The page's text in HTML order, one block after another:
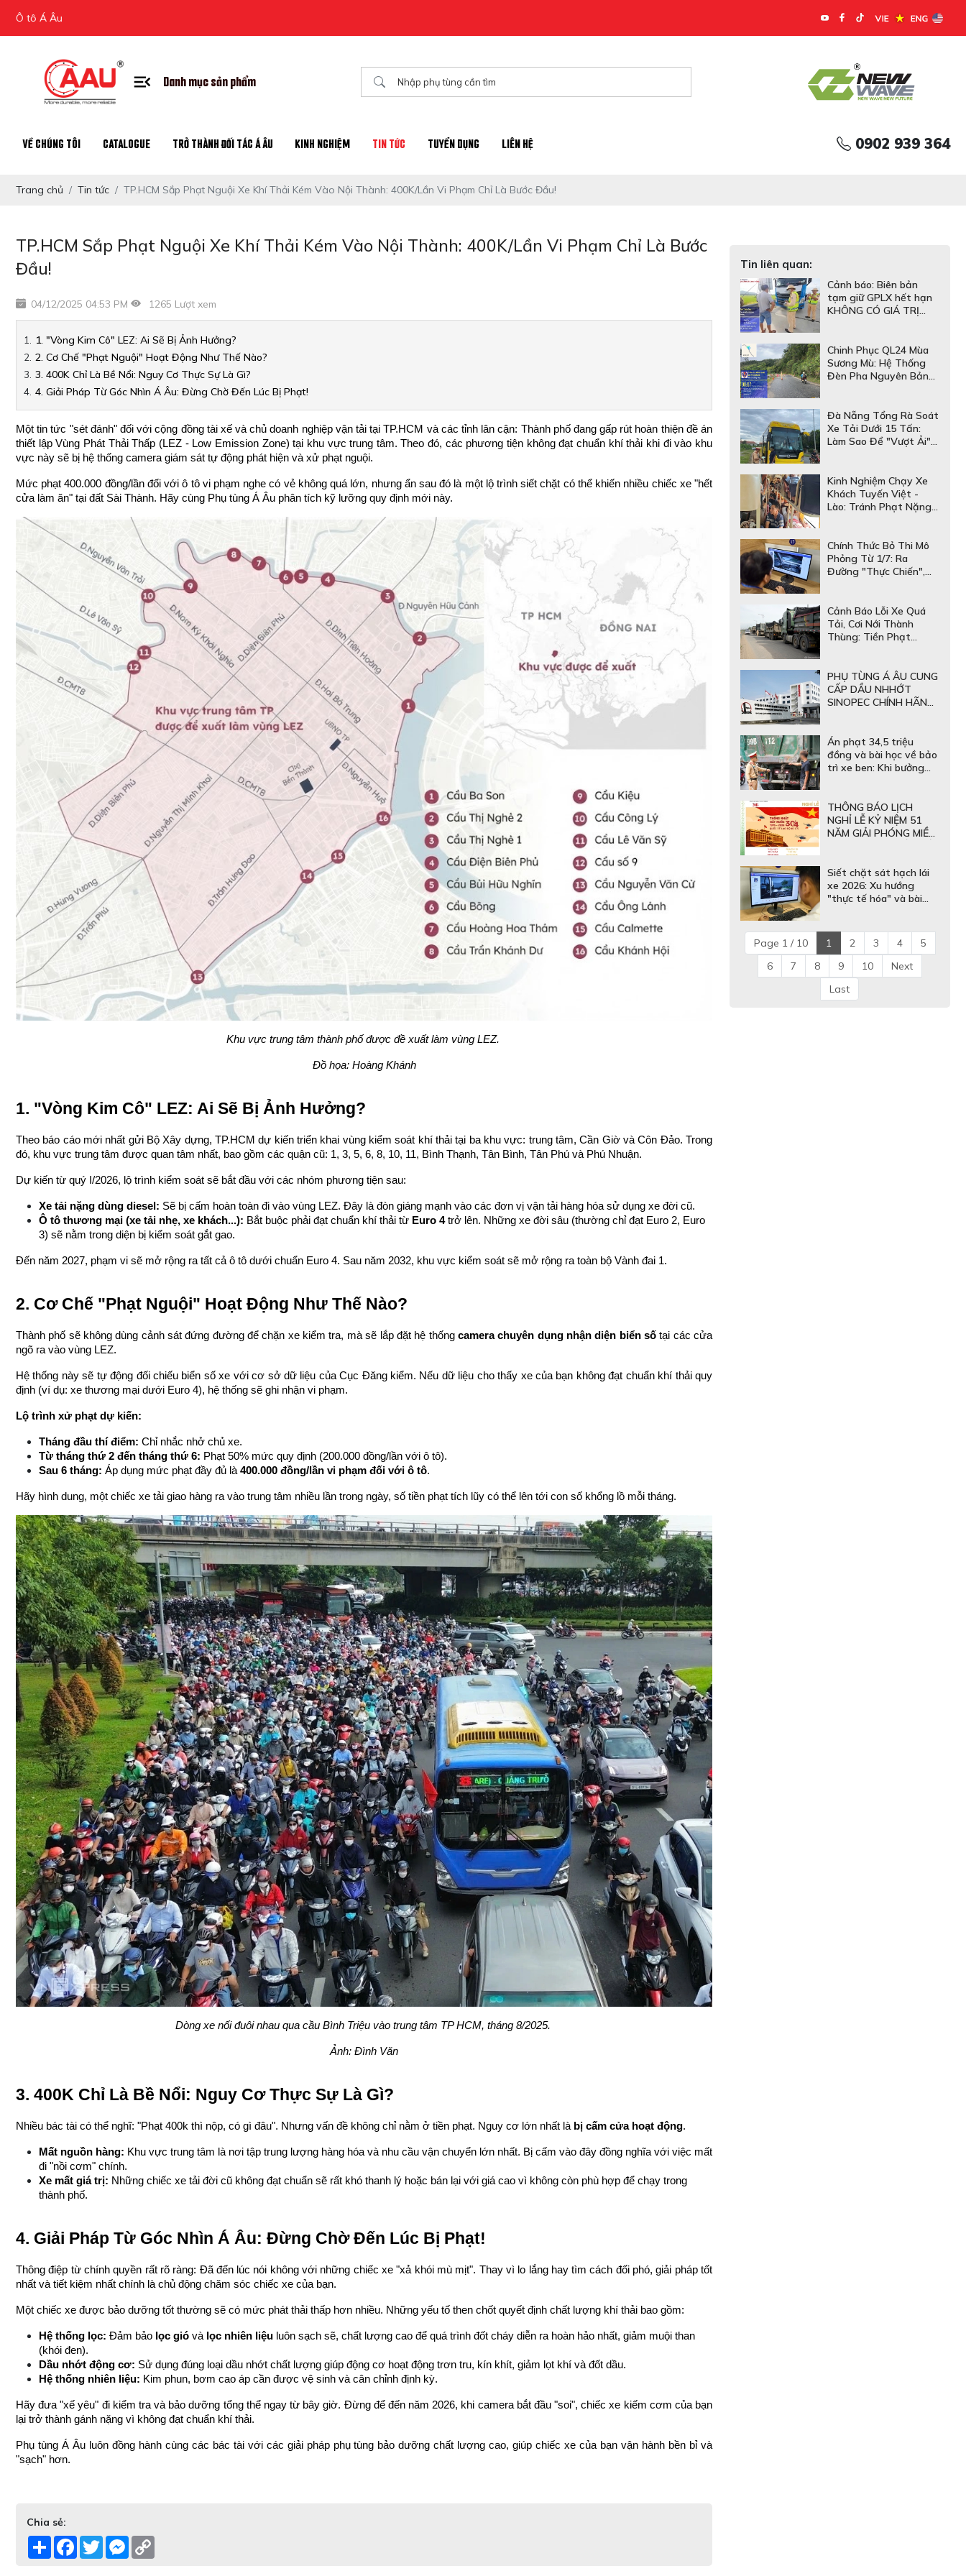
Danh mục sản phẩm
VỀ CHÚNG TÔI CATALOGUE TRỞ THÀNH ĐỐI TÁC Á ÂU KINH NGHIỆM TIN TỨC TUYỂN DỤNG LIÊN HỆ 0902 939 364
Trang chủ Tin tức TP.HCM Sắp Phạt Nguội Xe Khí Thải Kém Vào Nội Thành: 400K/Lần Vi Phạm Chỉ Là Bước Đầu!
TP.HCM Sắp Phạt Nguội Xe Khí Thải Kém Vào Nội Thành: 400K/Lần Vi Phạm Chỉ Là Bước
Đầu!
04/12/2025 04:53 PM 1265 Lượt xem
1. "Vòng Kim Cô" LEZ: Ai Sẽ Bị Ảnh Hưởng?
2. Cơ Chế "Phạt Nguội" Hoạt Động Như Thế Nào?
3. 400K Chỉ Là Bề Nổi: Nguy Cơ Thực Sự Là Gì?
4. Giải Pháp Từ Góc Nhìn Á Âu: Đừng Chờ Đến Lúc Bị Phạt!
Một tin tức "sét đánh" đối với cộng đồng tài xế và chủ doanh nghiệp vận tải tại TP.HCM và các tỉnh lân cận: Thành phố đang gấp rút hoàn thiện đề án
thiết lập Vùng Phát Thải Thấp (LEZ - Low Emission Zone) tại khu vực trung tâm. Theo đó, các phương tiện không đạt chuẩn khí thải khi đi vào khu
vực này sẽ bị hệ thống camera giám sát tự động phát hiện và xử phạt nguội.
Mức phạt 400.000 đồng/lần đối với ô tô vi phạm nghe có vẻ không quá lớn, nhưng ẩn sau đó là một lộ trình siết chặt có thể khiến nhiều chiếc xe "hết
cửa làm ăn" tại đất Sài Thành. Hãy cùng Phụ tùng Á Âu phân tích kỹ lưỡng quy định mới này.
Khu vực trung tâm thành phố được đề xuất làm vùng LEZ.
Đồ họa: Hoàng Khánh
1. "Vòng Kim Cô" LEZ: Ai Sẽ Bị Ảnh Hưởng?
Theo báo cáo mới nhất gửi Bộ Xây dựng, TP.HCM dự kiến triển khai vùng kiểm soát khí thải tại ba khu vực: trung tâm, Cần Giờ và Côn Đảo. Trong
đó, khu vực trung tâm được quan tâm nhất, bao gồm các quận cũ: 1, 3, 5, 6, 8, 10, 11, Bình Thạnh, Tân Bình, Tân Phú và Phú Nhuận.
Dự kiến từ quý I/2026, lộ trình kiểm soát sẽ bắt đầu với các nhóm phương tiện sau:
Xe tải nặng dùng diesel: Sẽ bị cấm hoàn toàn đi vào vùng LEZ. Đây là đòn giáng mạnh vào các đơn vị vận tải hàng hóa sử dụng xe đời cũ.
Ô tô thương mại (xe tải nhẹ, xe khách...): Bắt buộc phải đạt chuẩn khí thải từ Euro 4 trở lên. Những xe đời sâu (thường chỉ đạt Euro 2, Euro
3) sẽ nằm trong diện bị kiểm soát gắt gao.
Đến năm 2027, phạm vi sẽ mở rộng ra tất cả ô tô dưới chuẩn Euro 4. Sau năm 2032, khu vực kiểm soát sẽ mở rộng ra toàn bộ Vành đai 1.
2. Cơ Chế "Phạt Nguội" Hoạt Động Như Thế Nào?
Thành phố sẽ không dùng cảnh sát đứng đường để chặn xe kiểm tra, mà sẽ lắp đặt hệ thống camera chuyên dụng nhận diện biển số tại các cửa
ngõ ra vào vùng LEZ.
Hệ thống này sẽ tự động đối chiếu biển số xe với cơ sở dữ liệu của Cục Đăng kiểm. Nếu dữ liệu cho thấy xe của bạn không đạt chuẩn khí thải quy
định (ví dụ: xe thương mại dưới Euro 4), hệ thống sẽ ghi nhận vi phạm.
Lộ trình xử phạt dự kiến:
Tháng đầu thí điểm: Chỉ nhắc nhở chủ xe.
Từ tháng thứ 2 đến tháng thứ 6: Phạt 50% mức quy định (200.000 đồng/lần với ô tô).
Sau 6 tháng: Áp dụng mức phạt đầy đủ là 400.000 đồng/lần vi phạm đối với ô tô.
Hãy hình dung, một chiếc xe tải giao hàng ra vào trung tâm nhiều lần trong ngày, số tiền phạt tích lũy có thể lên tới con số khổng lồ mỗi tháng.
Dòng xe nối đuôi nhau qua cầu Bình Triệu vào trung tâm TP HCM, tháng 8/2025.
Ảnh: Đình Văn
3. 400K Chỉ Là Bề Nổi: Nguy Cơ Thực Sự Là Gì?
Nhiều bác tài có thể nghĩ: "Phạt 400k thì nộp, có gì đâu". Nhưng vấn đề không chỉ nằm ở tiền phạt. Nguy cơ lớn nhất là bị cấm cửa hoạt động.
Mất nguồn hàng: Khu vực trung tâm là nơi tập trung lượng hàng hóa và nhu cầu vận chuyển lớn nhất. Bị cấm vào đây đồng nghĩa với việc mất
đi "nồi cơm" chính.
Xe mất giá trị: Những chiếc xe tải đời cũ không đạt chuẩn sẽ rất khó thanh lý hoặc bán lại với giá cao vì không còn phù hợp để chạy trong
thành phố.
4. Giải Pháp Từ Góc Nhìn Á Âu: Đừng Chờ Đến Lúc Bị Phạt!
Thông điệp từ chính quyền rất rõ ràng: Đã đến lúc nói không với những chiếc xe "xả khói mù mịt". Thay vì lo lắng hay tìm cách đối phó, giải pháp tốt
nhất và tiết kiệm nhất chính là chủ động chăm sóc chiếc xe của bạn.
Một chiếc xe được bảo dưỡng tốt thường sẽ có mức phát thải thấp hơn nhiều. Những yếu tố then chốt quyết định chất lượng khí thải bao gồm:
Hệ thống lọc: Đảm bảo lọc gió và lọc nhiên liệu luôn sạch sẽ, chất lượng cao để quá trình đốt cháy diễn ra hoàn hảo nhất, giảm muội than
(khói đen).
Dầu nhớt động cơ: Sử dụng đúng loại dầu nhớt chất lượng giúp động cơ hoạt động trơn tru, kín khít, giảm lọt khí và đốt dầu.
Hệ thống nhiên liệu: Kim phun, bơm cao áp cần được vệ sinh và cân chỉnh định kỳ.
Hãy đưa "xế yêu" đi kiểm tra và bảo dưỡng tổng thể ngay từ bây giờ. Đừng để đến năm 2026, khi camera bắt đầu "soi", chiếc xe kiếm cơm của bạn
lại trở thành gánh nặng vì không đạt chuẩn khí thải.
Phụ tùng Á Âu luôn đồng hành cùng các bác tài với các giải pháp phụ tùng bảo dưỡng chất lượng cao, giúp chiếc xe của bạn vận hành bền bỉ và
"sạch" hơn.
Chia sẻ:
Share Facebook
TwitterMessenger
Tin liên quan:
Cảnh báo: Biên bản
tạm giữ GPLX hết hạn
KHÔNG CÓ GIÁ TRỊ
triệu!
Chinh Phục QL24 Mùa
Sương Mù: Hệ Thống
Đèn Pha Nguyên Bản
Đà Nẵng Tổng Rà Soát
Xe Tải Dưới 15 Tấn:
Làm Sao Để "Vượt Ải"
Kinh Nghiệm Chạy Xe
Khách Tuyến Việt -
Lào: Tránh Phạt Nặng
Chính Thức Bỏ Thi Mô
Phỏng Từ 1/7: Ra
Đường "Thực Chiến",
Cảnh Báo Lỗi Xe Quá
Tải, Cơi Nới Thành
Thùng: Tiền Phạt
Mooc
PHỤ TÙNG Á ÂU CUNG
CẤP DẦU NHHỚT
SINOPEC CHÍNH HÃNG:
Án phạt 34,5 triệu
đồng và bài học về bảo
trì xe ben: Khi bưởng
THÔNG BÁO LỊCH
NGHỈ LỄ KỶ NIỆM 51
NĂM GIẢI PHÓNG MIỀN
Siết chặt sát hạch lái
xe 2026: Xu hướng
"thực tế hóa" và bài
Page 1 / 10
1 2 3 4
5
6
7 8 9 10
Next
Last